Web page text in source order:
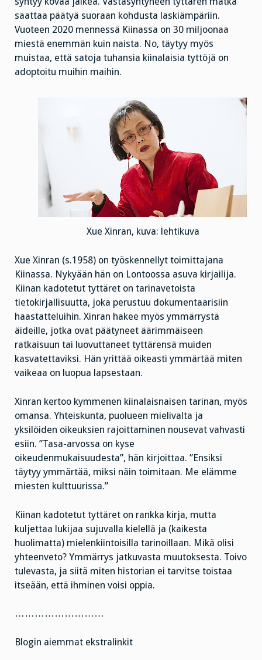
saattaa päätyä suoraan kohdusta laskiämpäriin.
Vuoteen 2020 mennessä Kiinassa on 30 miljoonaa
miestä enemmän kuin naista. No, täytyy myös
muistaa, että satoja tuhansia kiinalaisia tyttöjä on
adoptoitu muihin maihin.
Xue Xinran, kuva: lehtikuva
Xue Xinran (s.1958) on työskennellyt toimittajana
Kiinassa. Nykyään hän on Lontoossa asuva kirjailija.
Kiinan kadotetut tyttäret on tarinavetoista
tietokirjallisuutta, joka perustuu dokumentaarisiin
haastatteluihin. Xinran hakee myös ymmärrystä
äideille, jotka ovat päätyneet äärimmäiseen
ratkaisuun tai luovuttaneet tyttärensä muiden
kasvatettaviksi. Hän yrittää oikeasti ymmärtää miten
vaikeaa on luopua lapsestaan.
Xinran kertoo kymmenen kiinalaisnaisen tarinan, myös
omansa. Yhteiskunta, puolueen mielivalta ja
yksilöiden oikeuksien rajoittaminen nousevat vahvasti
esiin. ”Tasa-arvossa on kyse
oikeudenmukaisuudesta”, hän kirjoittaa. ”Ensiksi
täytyy ymmärtää, miksi näin toimitaan. Me elämme
miesten kulttuurissa.”
Kiinan kadotetut tyttäret on rankka kirja, mutta
kuljettaa lukijaa sujuvalla kielellä ja (kaikesta
huolimatta) mielenkiintoisilla tarinoillaan. Mikä olisi
yhteenveto? Ymmärrys jatkuvasta muutoksesta. Toivo
tulevasta, ja siitä miten historian ei tarvitse toistaa
itseään, että ihminen voisi oppia.
………………………
Blogin aiemmat ekstralinkit